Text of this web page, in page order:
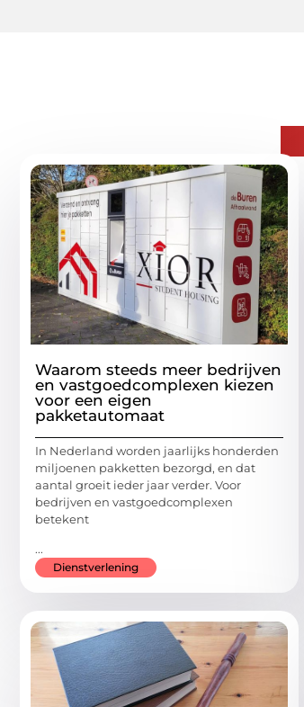
Waarom steeds meer bedrijven
en vastgoedcomplexen kiezen
voor een eigen
pakketautomaat
In Nederland worden jaarlijks honderden
miljoenen pakketten bezorgd, en dat
aantal groeit ieder jaar verder. Voor
bedrijven en vastgoedcomplexen
betekent
...
Dienstverlening